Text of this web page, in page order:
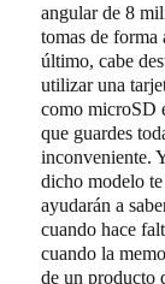
angular de 8
tomas de forma
último, cabe
utilizar una
como microSD
que guardes
inconveniente.
dicho modelo
ayudarán a
cuando hace
cuando la
de un producto